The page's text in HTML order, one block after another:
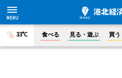
33°C 食べる 見る・遊ぶ 買う